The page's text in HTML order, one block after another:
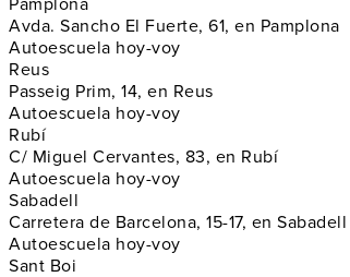
Pamplona
Avda. Sancho El Fuerte, 61, en Pamplona
Autoescuela hoy-voy
Reus
Passeig Prim, 14, en Reus
Autoescuela hoy-voy
Rubí
C/ Miguel Cervantes, 83, en Rubí
Autoescuela hoy-voy
Sabadell
Carretera de Barcelona, 15-17, en Sabadell
Autoescuela hoy-voy
Sant Boi